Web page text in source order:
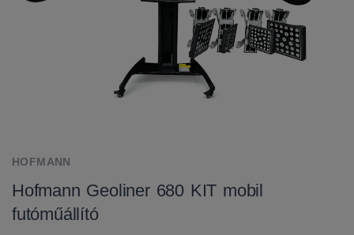
HOFMANN
Hofmann Geoliner 680 KIT mobil
futóműállító